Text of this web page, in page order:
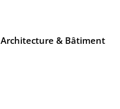
Architecture & Bâtiment